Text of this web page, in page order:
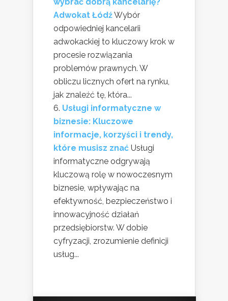
Adwokat ŁódźWybór
odpowiedniej kancelarii
adwokackiej to kluczowy krok w
procesie rozwiązania
problemów prawnych. W
obliczu licznych ofert na rynku,
jak znaleźć tę, która...
Usługi informatyczne w
biznesie: Kluczowe
informacje, korzyści i trendy,
które musisz znać Usługi
informatyczne odgrywają
kluczową rolę w nowoczesnym
biznesie, wpływając na
efektywność, bezpieczeństwo i
innowacyjność działań
przedsiębiorstw. W dobie
cyfryzacji, zrozumienie definicji
usług...